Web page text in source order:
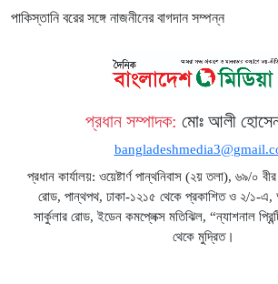
পাকিস্তানি বরের সঙ্গে নাজনীনের বাগদান সম্পন্ন
প্রধান সম্পাদক: মোঃ আলী
প্রধান কার্যালয়: ওয়েষ্টার্ণ পান্থনিবাস (২য় তলা), ৬৯/০
রোড, পান্থপথ, ঢাকা-১২১৫ থেকে প্রকাশিত ও ২/১-এ,
সার্কুলার রোড, ইডেন কমপ্লেক্স মতিঝিল, “ন্যাশনাল
থেকে মুদ্রিত।